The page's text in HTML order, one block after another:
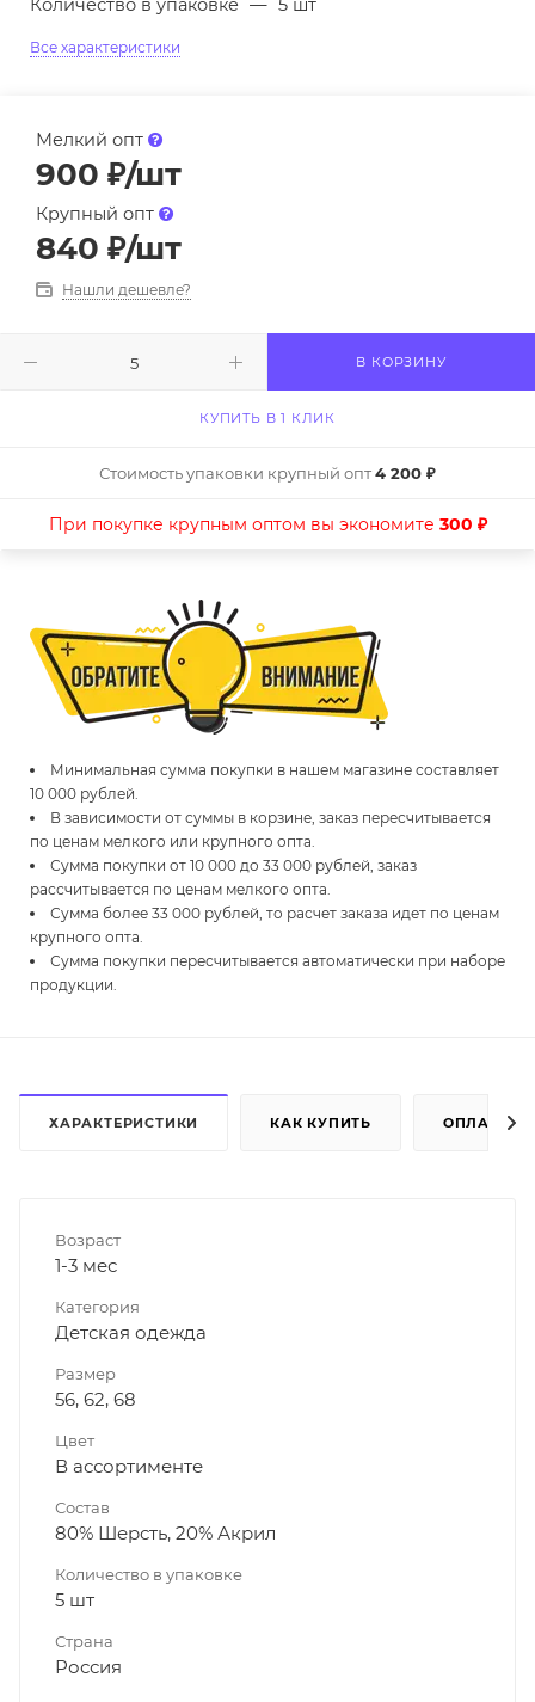
Количество в упаковке — 5 шт
Все характеристики
Мелкий опт
900 ₽/шт
Крупный опт
840 ₽/шт
Нашли дешевле?
В КОРЗИНУ
КУПИТЬ В 1 КЛИК
Стоимость упаковки крупный опт4 200 ₽
При покупке крупным оптом вы экономите 300 ₽
Минимальная сумма покупки в нашем магазине составляет
10 000 рублей.
В зависимости от суммы в корзине, заказ пересчитывается
по ценам мелкого или крупного опта.
Сумма покупки от 10 000 до 33 000 рублей, заказ
рассчитывается по ценам мелкого опта.
Сумма более 33 000 рублей, то расчет заказа идет по ценам
крупного опта.
Сумма покупки пересчитывается автоматически при наборе
продукции.
ХАРАКТЕРИСТИКИ КАК КУПИТЬ ОПЛАТА
Возраст
1-3 мес
Категория
Детская одежда
Размер
56, 62, 68
Цвет
В ассортименте
Состав
80% Шерсть, 20% Акрил
Количество в упаковке
5 шт
Страна
Россия